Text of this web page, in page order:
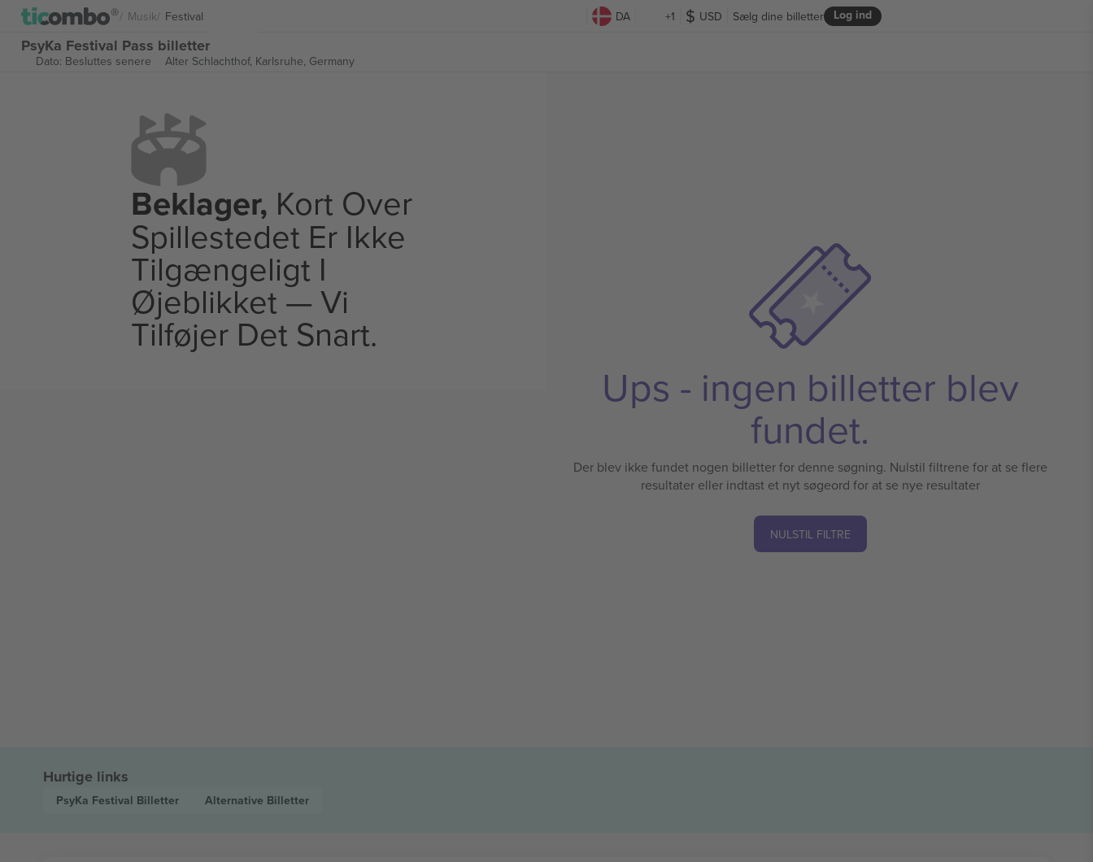
Musik Festival DA +1 USD Log ind
Sælg dine billetter
PsyKa Festival Pass billetter
Dato: Besluttes senere Alter Schlachthof, Karlsruhe, Germany
Beklager, Kort Over
Spillestedet Er Ikke
Tilgængeligt I
Øjeblikket — Vi
Tilføjer Det Snart.
Ups - ingen billetter blev
fundet.
Der blev ikke fundet nogen billetter for denne søgning. Nulstil filtrene for at se flere
resultater eller indtast et nyt søgeord for at se nye resultater
NULSTIL FILTRE
Hurtige links
PsyKa Festival Billetter Alternative Billetter